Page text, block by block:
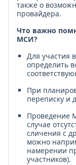
также о
провайдера.
Что важно
МСИ?
Для участия
определить
При
переписку и
Проведение
случае
сличения с
можно
намерении
участников).